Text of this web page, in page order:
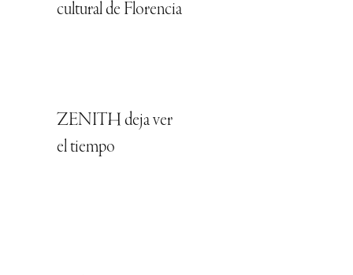
cultural de Florencia
ZENITH deja ver
el tiempo